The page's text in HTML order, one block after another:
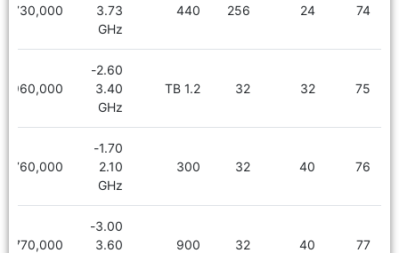
74
24
256
440
3.73
GHz
5,730,000
75
32
32
1.2 TB
2.60-
3.40
GHz
3,960,000
76
40
32
300
1.70-
2.10
GHz
2,760,000
77
40
32
900
3.00-
3.60
4,770,000